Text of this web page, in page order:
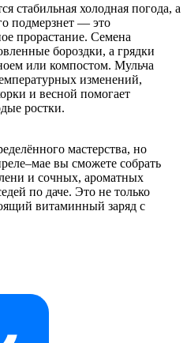
стабильная холодная погода, а
подмерзнет — это
прорастание. Семена
бороздки, а грядки
или компостом. Мульча
изменений,
и весной помогает
ростки.
мастерства, но
вы сможете собрать
и сочных, ароматных
по даче. Это не только
витаминный заряд с